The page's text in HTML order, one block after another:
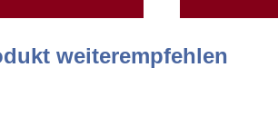
weiterempfehlen